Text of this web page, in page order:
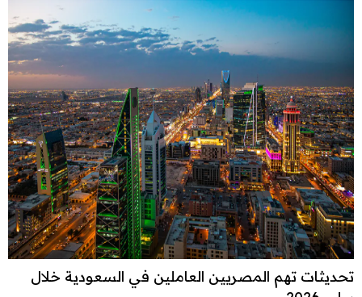
تحديثات تهم المصريين العاملين في السعودية خلال